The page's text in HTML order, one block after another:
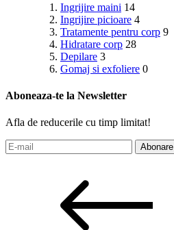
Ingrijire maini 14
Ingrijire picioare 4
Tratamente pentru corp 9
Hidratare corp 28
Depilare 3
Gomaj si exfoliere 0
Aboneaza-te la Newsletter
Afla de reducerile cu timp limitat!
Abonare